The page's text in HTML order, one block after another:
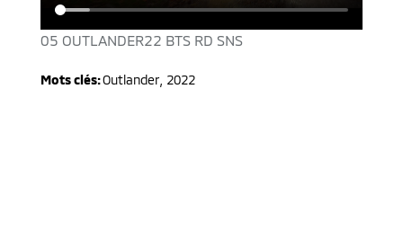
05 OUTLANDER22 BTS RD SNS
Mots clés:Outlander, 2022